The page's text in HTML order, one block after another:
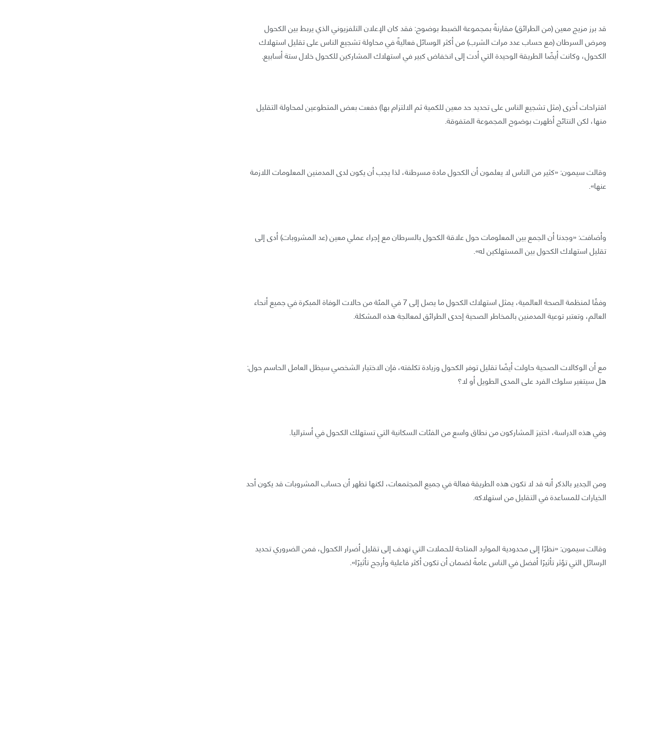
قد برز مزيج معين (من الطرائق) مقارنةً بمجموعة الضبط بوضوح: فقد كان الإعلان التلفزيوني الذي يربط بين الكحول
ومرض السرطان (مع حساب عدد مرات الشرب) من أكثر الوسائل فعاليةً في محاولة تشجيع الناس على تقليل استهلاك
الكحول، وكانت أيضًا الطريقة الوحيدة التي أدت إلى انخفاض كبير في استهلاك المشاركين للكحول خلال ستة أسابيع.
اقتراحات أخرى (مثل تشجيع الناس على تحديد حد معين للكمية ثم الالتزام بها) دفعت بعض المتطوعين لمحاولة التقليل
منها، لكن النتائج أظهرت بوضوح المجموعة المتفوقة.
وقالت سيمون: «كثير من الناس لا يعلمون أن الكحول مادة مسرطنة، لذا يجب أن يكون لدى المدمنين المعلومات اللازمة
عنها».
وأضافت: «وجدنا أن الجمع بين المعلومات حول علاقة الكحول بالسرطان مع إجراء عملي معين (عد المشروبات) أدى إلى
تقليل استهلاك الكحول بين المستهلكين له».
وفقًا لمنظمة الصحة العالمية، يمثل استهلاك الكحول ما يصل إلى 7 في المئة من حالات الوفاة المبكرة في جميع أنحاء
العالم، وتعتبر توعية المدمنين بالمخاطر الصحية إحدى الطرائق لمعالجة هذه المشكلة.
مع أن الوكالات الصحية حاولت أيضًا تقليل توفر الكحول وزيادة تكلفته، فإن الاختيار الشخصي سيظل العامل الحاسم حول:
هل سيتغير سلوك الفرد على المدى الطويل أو لا؟
وفي هذه الدراسة، اختيرَ المشاركون من نطاق واسع من الفئات السكانية التي تستهلك الكحول في أستراليا.
ومن الجدير بالذكر أنه قد لا تكون هذه الطريقة فعالة في جميع المجتمعات، لكنها تظهر أن حساب المشروبات قد يكون أحد
الخيارات للمساعدة في التقليل من استهلاكه.
وقالت سيمون: «نظرًا إلى محدودية الموارد المتاحة للحملات التي تهدف إلى تقليل أضرار الكحول، فمن الضروري تحديد
الرسائل التي تؤثر تأثيرًا أفضل في الناس عامةً لضمان أن تكون أكثر فاعلية وأرجح تأثيرًا».